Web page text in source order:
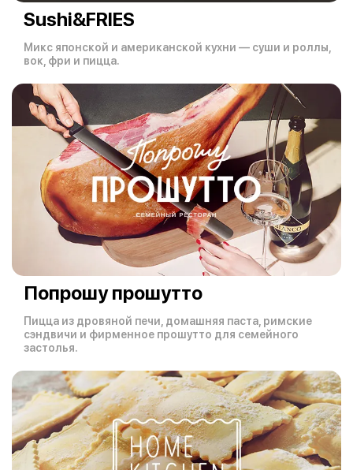
Sushi&FRIES
Микс японской и американской кухни — суши и роллы,
вок, фри и пицца.
Попрошу прошутто
Пицца из дровяной печи, домашняя паста, римские
сэндвичи и фирменное прошутто для семейного
застолья.